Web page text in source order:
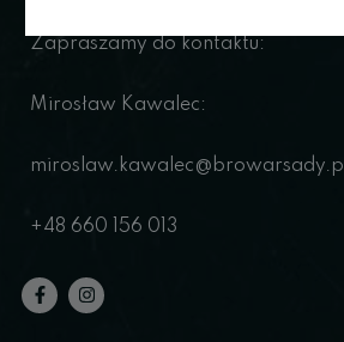
Zapraszamy do kontaktu:
Mirosław Kawalec:
miroslaw.kawalec@browarsady.pl
+48 660 156 013